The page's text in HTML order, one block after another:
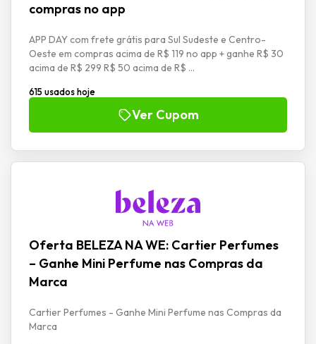
compras no app
APP DAY com frete grátis para Sul Sudeste e Centro-
Oeste em compras acima de R$ 119 no app + ganhe R$ 30
acima de R$ 299 R$ 50 acima de R$ ...
615 usados hoje
Ver Cupom
Oferta BELEZA NA WE: Cartier Perfumes
– Ganhe Mini Perfume nas Compras da
Marca
Cartier Perfumes - Ganhe Mini Perfume nas Compras da
Marca